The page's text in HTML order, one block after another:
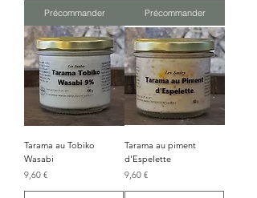
Précommander Précommander
Tarama au Tobiko
Wasabi
Prix
9,60 €
Tarama au piment
d'Espelette
Prix
9,60 €